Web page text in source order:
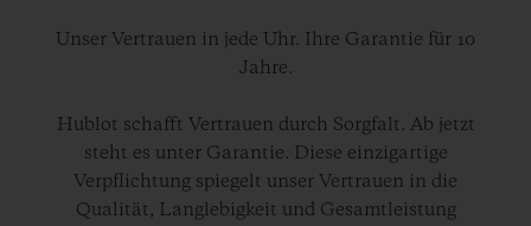
Unser Vertrauen in jede Uhr. Ihre Garantie für 10
Jahre.
Hublot schafft Vertrauen durch Sorgfalt. Ab jetzt
steht es unter Garantie. Diese einzigartige
Verpflichtung spiegelt unser Vertrauen in die
Qualität, Langlebigkeit und Gesamtleistung